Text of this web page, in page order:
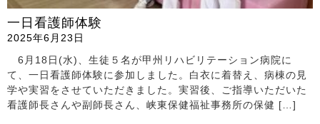
一日看護師体験
2025年6月23日
6月18日(水)、生徒５名が甲州リハビリテーション病院に
て、一日看護師体験に参加しました。白衣に着替え、病棟の見
学や実習をさせていただきました。実習後、ご指導いただいた
看護師長さんや副師長さん、峡東保健福祉事務所の保健 […]